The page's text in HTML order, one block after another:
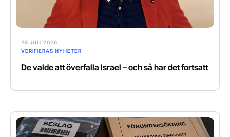
28 JULI 2026
VERIFIERAS NYHETER
De valde att överfalla Israel – och så har det fortsatt